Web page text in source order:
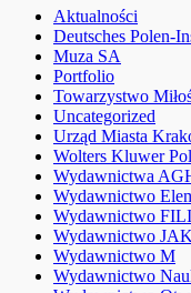
Aktualności
Deutsches Polen-
Muza SA
Portfolio
Towarzystwo
Uncategorized
Urząd Miasta
Wolters Kluwer
Wydawnictwa
Wydawnictwo
Wydawnictwo
Wydawnictwo JAK
Wydawnictwo M
Wydawnictwo